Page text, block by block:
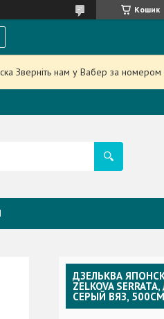
Кошик
Зверніть нам у Вабер за
ДЗЕЛЬКВА
ZELKOVA
СЕРЫЙ ВЯЗ, 500СМ